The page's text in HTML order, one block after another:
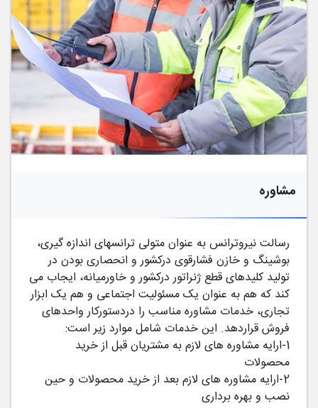
مشاوره
رسالت نیروترانس به عنوان متولی ترانسهای اندازه گیری،
بوشینگ و خازن فشارقوی درکشور و انحصاری بودن در
تولید کلیدهای قطع ژنراتور درکشور و خاورمیانه، ایجاب می
کند که هم به عنوان یک مسئولیت اجتماعی و هم یک ابزار
تجاری، خدمات مشاوره مناسب را دردستورکار واحدهای
فروش قراردهد. این خدمات شامل موارد زیر است:
1-ارایه مشاوره های لازم به مشتریان قبل از خرید
محصولات
2-ارایه مشاوره های لازم بعد از خرید محصولات و حین
نصب و بهره برداری